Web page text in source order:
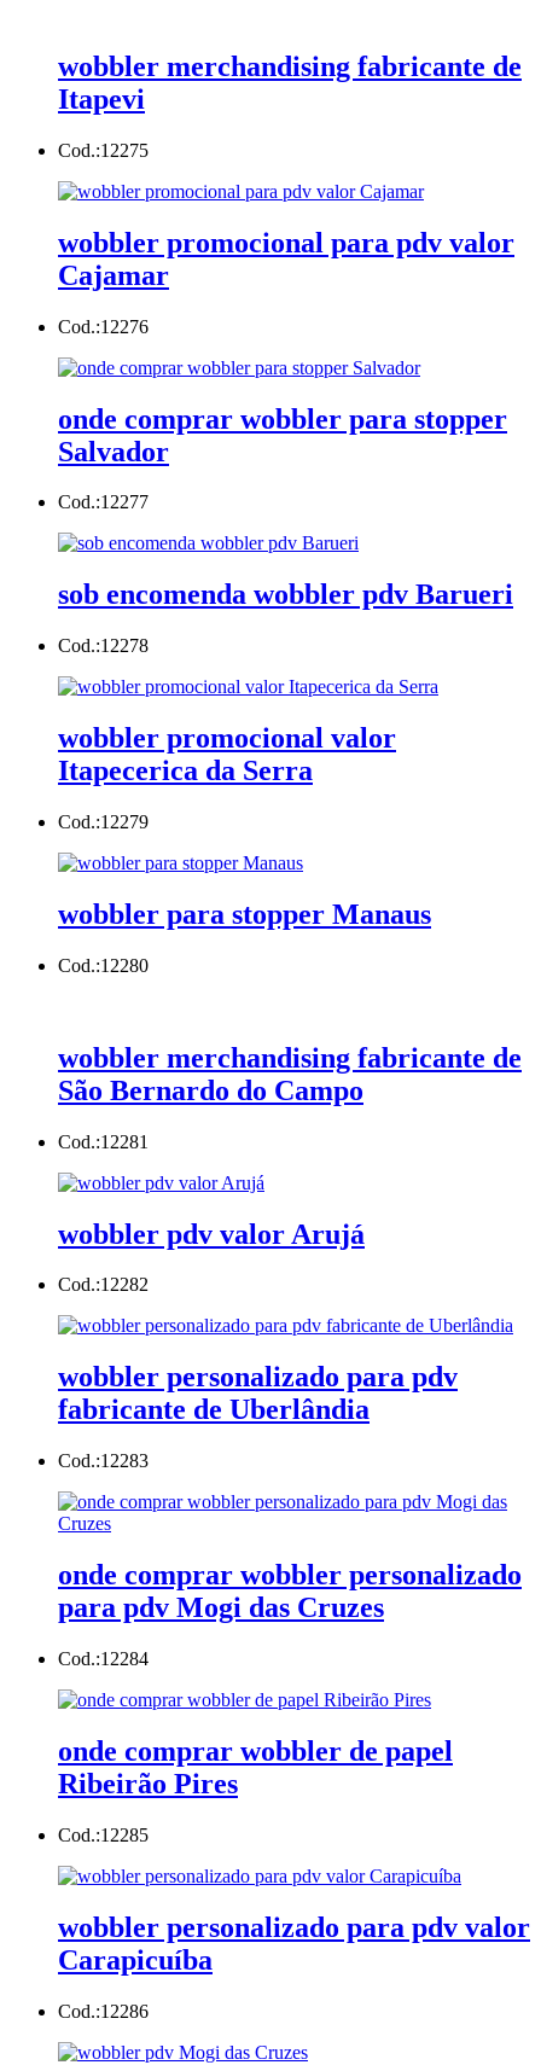
wobbler merchandising fabricante de
Itapevi
Cod.:12275
wobbler promocional para pdv valor
Cajamar
Cod.:12276
onde comprar wobbler para stopper
Salvador
Cod.:12277
sob encomenda wobbler pdv Barueri
Cod.:12278
wobbler promocional valor
Itapecerica da Serra
Cod.:12279
wobbler para stopper Manaus
Cod.:12280
wobbler merchandising fabricante de
São Bernardo do Campo
Cod.:12281
wobbler pdv valor Arujá
Cod.:12282
wobbler personalizado para pdv
fabricante de Uberlândia
Cod.:12283
onde comprar wobbler personalizado
para pdv Mogi das Cruzes
Cod.:12284
onde comprar wobbler de papel
Ribeirão Pires
Cod.:12285
wobbler personalizado para pdv valor
Carapicuíba
Cod.:12286